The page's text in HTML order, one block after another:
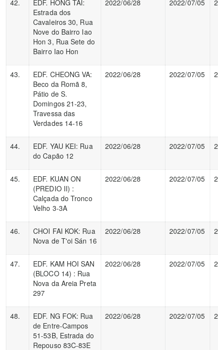
42.
EDF. HONG TAI:
Estrada dos
Cavaleiros 30, Rua
Nove do Bairro Iao
Hon 3, Rua Sete do
Bairro Iao Hon
2022/06/28 2022/07/05
43.
EDF. CHEONG VA:
Beco da Romã 8,
Pátio de S.
Domingos 21-23,
Travessa das
Verdades 14-16
2022/06/28 2022/07/05
44.
EDF. YAU KEI: Rua
do Capão 12
2022/06/28 2022/07/05
45.
EDF. KUAN ON
(PREDIO II) :
Calçada do Tronco
Velho 3-3A
2022/06/28 2022/07/05
46.
CHOI FAI KOK: Rua
Nova de T'oi Sán 16
2022/06/28 2022/07/05
47.
EDF. KAM HOI SAN
(BLOCO 14) : Rua
Nova da Areia Preta
297
2022/06/28 2022/07/05
48.
EDF. NG FOK: Rua
de Entre-Campos
51-53B, Estrada do
Repouso 83C-83E
2022/06/28 2022/07/05